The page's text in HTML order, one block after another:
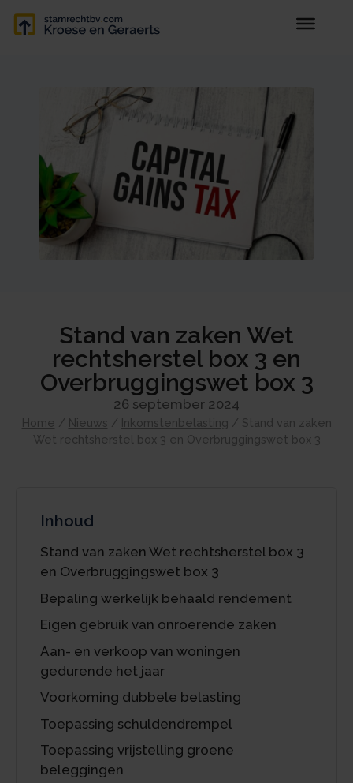
Stand van zaken Wet
rechtsherstel box 3 en
Overbruggingswet box 3
26 september 2024
Home / Nieuws / Inkomstenbelasting / Stand van zaken
Wet rechtsherstel box 3 en Overbruggingswet box 3
Inhoud
Stand van zaken Wet rechtsherstel box 3
en Overbruggingswet box 3
Bepaling werkelijk behaald rendement
Eigen gebruik van onroerende zaken
Aan- en verkoop van woningen
gedurende het jaar
Voorkoming dubbele belasting
Toepassing schuldendrempel
Toepassing vrijstelling groene
beleggingen